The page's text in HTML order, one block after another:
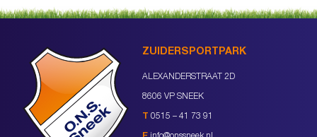
ZUIDERSPORTPARK
ALEXANDERSTRAAT 2D
8606 VP SNEEK
T 0515 – 41 73 91